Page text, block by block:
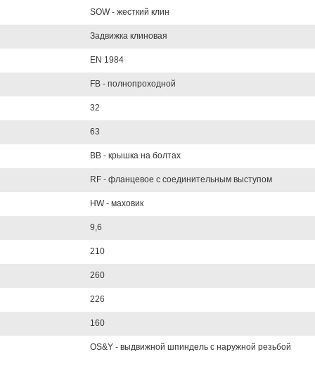
SOW - жесткий клин
Задвижка клиновая
EN 1984
FB - полнопроходной
32
63
BB - крышка на болтах
RF - фланцевое с соединительным выступом
HW - маховик
9,6
210
260
226
160
OS&Y - выдвижной шпиндель с наружной резьбой